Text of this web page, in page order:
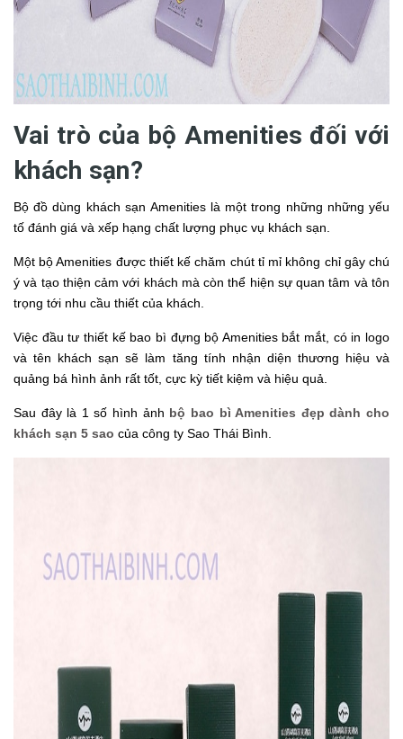
Vai trò của bộ Amenities đối với
khách sạn?
Bộ đồ dùng khách sạn Amenities là một trong những những yếu
tố đánh giá và xếp hạng chất lượng phục vụ khách sạn.
Một bộ Amenities được thiết kế chăm chút tỉ mỉ không chỉ gây chú
ý và tạo thiện cảm với khách mà còn thể hiện sự quan tâm và tôn
trọng tới nhu cầu thiết của khách.
Việc đầu tư thiết kế bao bì đựng bộ Amenities bắt mắt, có in logo
và tên khách sạn sẽ làm tăng tính nhận diện thương hiệu và
quảng bá hình ảnh rất tốt, cực kỳ tiết kiệm và hiệu quả.
Sau đây là 1 số hình ảnh bộ bao bì Amenities đẹp dành cho
khách sạn 5 sao của công ty Sao Thái Bình.